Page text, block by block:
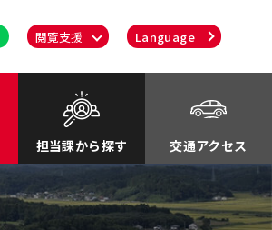
閲覧支援 Language
担当課から探す
交通アクセス